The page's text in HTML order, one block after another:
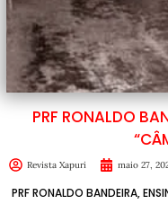
PRF RONALDO
Revista Xapuri maio 27,
PRF RONALDO BANDEIRA,